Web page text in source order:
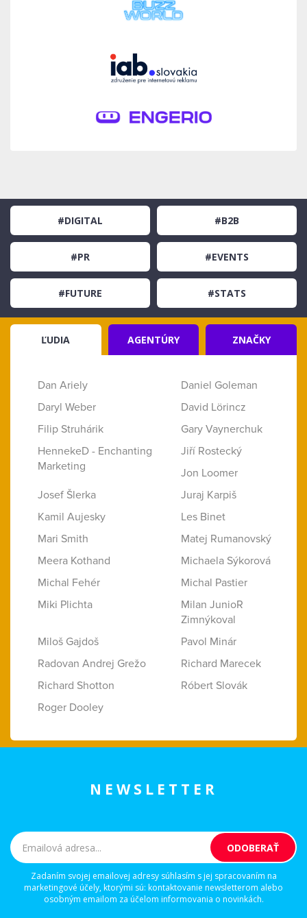
#DIGITAL #B2B
#PR #EVENTS
#FUTURE #STATS
ĽUDIA AGENTÚRY ZNAČKY
Dan Ariely
Daniel Goleman
Daryl Weber
David Lörincz
Filip Struhárik
Gary Vaynerchuk
HennekeD - Enchanting
Marketing
Jiří Rostecký
Jon Loomer
Josef Šlerka
Juraj Karpiš
Kamil Aujesky
Les Binet
Mari Smith
Matej Rumanovský
Meera Kothand
Michaela Sýkorová
Michal Fehér
Michal Pastier
Miki Plichta
Milan JunioR
Zimnýkoval
Miloš Gajdoš
Pavol Minár
Radovan Andrej Grežo
Richard Marecek
Richard Shotton
Róbert Slovák
Roger Dooley
NEWSLETTER
Zadaním svojej emailovej adresy súhlasím s jej spracovaním na
marketingové účely, ktorými sú: kontaktovanie newsletterom alebo
osobným emailom za účelom informovania o novinkách.